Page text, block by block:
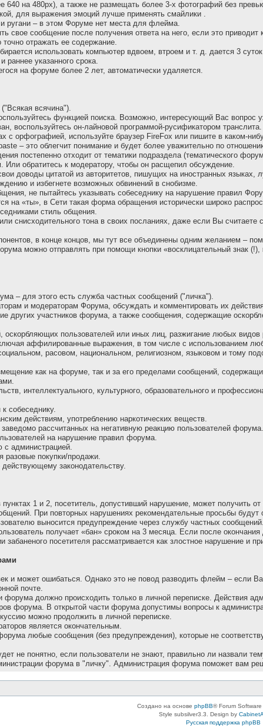
640 на 480рх), а также не размещать более 3-х фотографий без
для выражения эмоций лучше применять смайлики .
ругани – в этом Форуме нет места для флейма.
свое сообщение после получения ответа на него, если это
отражать ее содержание.
использовать компьютер вдвоем, втроем и т. д. дается 3
раннее указанного срока.
на форуме более 2 лет, автоматически удаляется.
всячина").
функцией поиска. Возможно, интересующий Вас вопрос
воспользуйтесь он-лайновой программой-русификатором транслита.
с орфографией, используйте браузер FireFox или пишите в каком-
– это облегчит понимание и будет более уважительно по
постепенно отходит от тематики подраздела (тематического
обратитесь к модератору, чтобы он расщепил обсуждение.
доводы цитатой из авторитетов, пишущих на иностранных
и избегнете возможных обвинений в снобизме.
не пытайтесь указывать собеседнику на наpушение пpавил
на «ты», в Сети такая форма обращения исторически широко
стиль общения.
снисходительного тона в своих посланиях, даже если Вы
в конце концов, мы тут все объединены одним желанием –
можно отправлять при помощи кнопки «восклицательный знак
– для этого есть служба частных сообщений ("личка").
и модеpатоpам Форума, обсуждать и комментировать их
других участников форума, а также сообщения, содержащие
оскорбляющих пользователей или иных лиц, разжигание любых
аффилированные выражения, в том числе с использованием
расовом, национальном, религиозном, языковом и тому
как на форуме, так и за его пределами сообщений,
интеллектуального, культурного, образовательного и
собеседнику.
действиям, употреблению наркотических веществ.
рассчитанных на негативную реакцию пользователей форума.
на нарушение правил форума.
с администрацией.
покупки/продажи.
законодательству.
1 и 2, посетитель, допустивший наpушение, может получить
При повторных нарушениях рекомендательные просьбы
выносится предупреждение через службу частных
получает «бан» сроком на 3 месяца. Если после
забаненого посетителя рассматривается как злостное нарушение и
и может ошибаться. Однако это не повод разводить флейм – если
почте.
форума должно происходить только в личной переписке. Действия
форума. В открытой части форума допустимы вопросы к
можно продолжить в личной переписке.
является окончательным.
любые сообщения (без предупреждения), которые не
не понятно, если пользователи не знают, правильно ли назвали
форума в "личку". Администрация форума поможет вам
Создано на основе phpBB® Forum
Style subsilver3.3. Design by
Русская поддержка phpBB